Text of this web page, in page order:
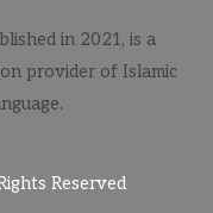
in 2021, is a
provider of Islamic
Reserved